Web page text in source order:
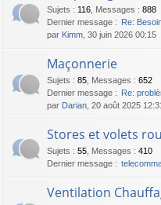
Sujets : 116 Messages : 888
Dernier message : Re:
par Kimm , 30 juin 2026 00:15
Maçonnerie
Sujets : 85 Messages : 652
Dernier message : Re:
par Darian , 20 août 2025
Stores et volets
Sujets : 55 Messages : 410
Dernier message :
Ventilation